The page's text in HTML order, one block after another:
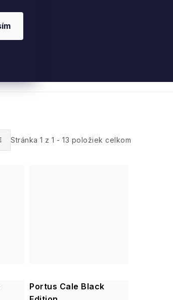
Stránka 1 z 1 - 13 položiek celkom
Portus Cale Black